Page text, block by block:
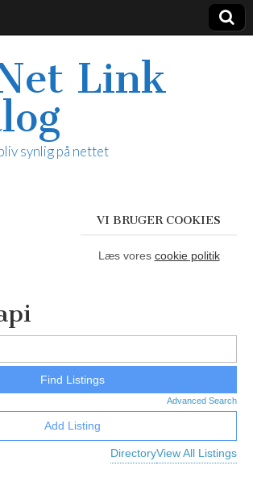
Link
synlig på nettet
VI BRUGER COOKIES
Læs vores cookie politik
Advanced Search
DirectoryView All Listings
Add Listing